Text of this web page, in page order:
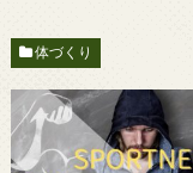
体づくり